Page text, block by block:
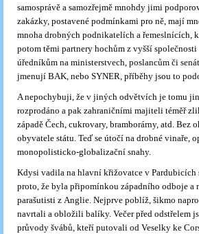
samosprávě a samozřejmě mnohdy jimi
zakázky, postavené podmínkami pro ně, mají
mnoha drobných podnikatelích a řemeslnících,
potom těmi partnery hochům z vyšší
úředníkům na ministerstvech, poslancům či
jmenují BAK, nebo SYNER, příběhy jsou to
A nepochybuji, že v jiných odvětvích je tomu
rozprodáno a pak zahraničními majiteli téměř
západě Čech, cukrovary, bramborárny, atd. Bez
obyvatele státu. Teď se útočí na drobné vinaře,
monopolisticko-globalizační snahy.
Kdysi vadila na hlavní křižovatce v Pardubicích
proto, že byla připomínkou západního odboje a
parašutisti z Anglie. Nejprve poblíž, šikmo
navrtali a obložili balíky. Večer před odstřelem
průvody švábů, kteří putovali od Veselky ke